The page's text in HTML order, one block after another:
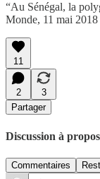
“Au Sénégal, la
Monde, 11 mai 2018
11
2
3
Partager
Discussion à
Commentaires